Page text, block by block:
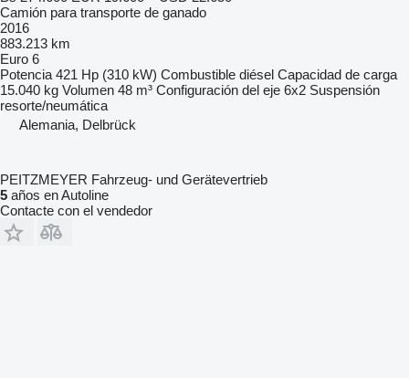
Camión para transporte de ganado
2016
883.213 km
Euro 6
Potencia 421 Hp (310 kW) Combustible diésel Capacidad de carga
15.040 kg Volumen 48 m³ Configuración del eje 6x2 Suspensión
resorte/neumática
Alemania, Delbrück
PEITZMEYER Fahrzeug- und Gerätevertrieb
5 años en Autoline
Contacte con el vendedor